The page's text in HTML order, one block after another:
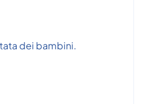
dei bambini.